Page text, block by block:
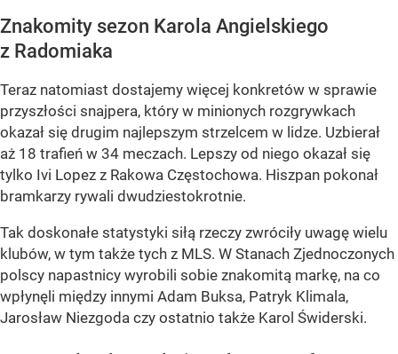
Znakomity sezon Karola Angielskiego
z Radomiaka
Teraz natomiast dostajemy więcej konkretów w sprawie
przyszłości snajpera, który w minionych rozgrywkach
okazał się drugim najlepszym strzelcem w lidze. Uzbierał
aż 18 trafień w 34 meczach. Lepszy od niego okazał się
tylko Ivi Lopez z Rakowa Częstochowa. Hiszpan pokonał
bramkarzy rywali dwudziestokrotnie.
Tak doskonałe statystyki siłą rzeczy zwróciły uwagę wielu
klubów, w tym także tych z MLS. W Stanach Zjednoczonych
polscy napastnicy wyrobili sobie znakomitą markę, na co
wpłynęli między innymi Adam Buksa, Patryk Klimala,
Jarosław Niezgoda czy ostatnio także Karol Świderski.